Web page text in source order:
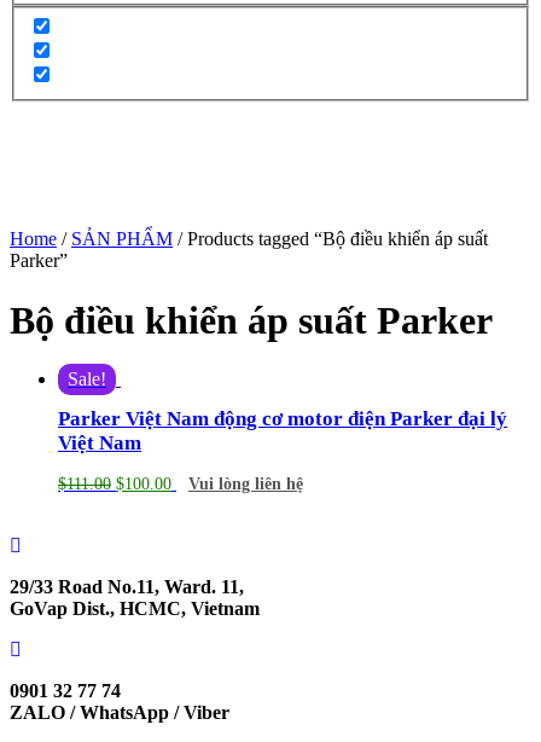
Home / SẢN PHẨM / Products tagged “Bộ điều khiển áp suất
Parker”
Bộ điều khiển áp suất Parker
Sale!
Parker Việt Nam động cơ motor điện Parker đại lý
Việt Nam
$111.00 $100.00 Vui lòng liên hệ
29/33 Road No.11, Ward. 11,
GoVap Dist., HCMC, Vietnam
0901 32 77 74
ZALO / WhatsApp / Viber